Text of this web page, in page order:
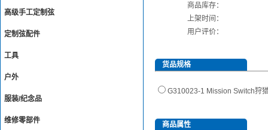
高级手工定制弦
定制弦配件
工具
户外
服装/纪念品
维修零部件
商品库存：
上架时间：
用户评价：
货品规格
G310023-1 Mission Switch
商品属性